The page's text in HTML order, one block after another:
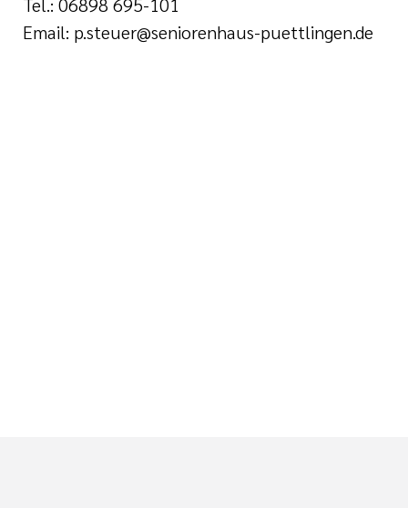
Email: p.steuer@seniorenhaus-puettlingen.de